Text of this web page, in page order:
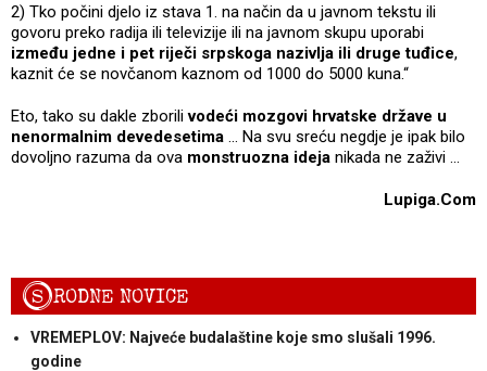
2) Tko počini djelo iz stava 1. na način da u javnom tekstu ili
govoru preko radija ili televizije ili na javnom skupu uporabi
između jedne i pet riječi srpskoga nazivlja ili druge tuđice,
kaznit će se novčanom kaznom od 1000 do 5000 kuna.“
Eto, tako su dakle zborilivodeći mozgovi hrvatske države u
nenormalnim devedesetima ... Na svu sreću negdje je ipak bilo
dovoljno razuma da ova monstruozna ideja nikada ne zaživi ...
Lupiga.Com
SRODNE NOVICE
VREMEPLOV: Najveće budalaštine koje smo slušali 1996.
godine